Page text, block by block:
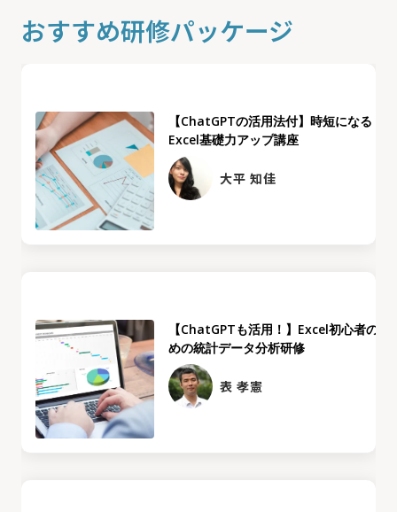
おすすめ研修パッケージ
【ChatGPTの活用法付】時短になる
Excel基礎力アップ講座
大平 知佳
【ChatGPTも活用！】Excel初心者のた
めの統計データ分析研修
表 孝憲